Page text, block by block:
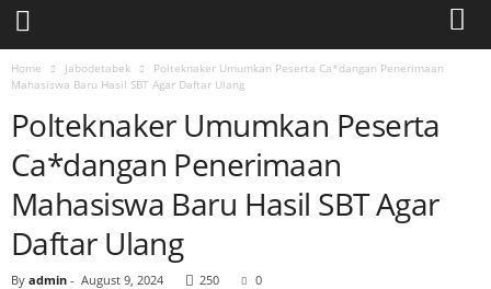
Home Jabodetabek
Polteknaker Umumkan Peserta Ca*dangan Penerimaan
Mahasiswa Baru Hasil SBT Agar Daftar Ulang
Polteknaker Umumkan Peserta
Ca*dangan Penerimaan
Mahasiswa Baru Hasil SBT Agar
Daftar Ulang
By admin - August 9, 2024 250 0